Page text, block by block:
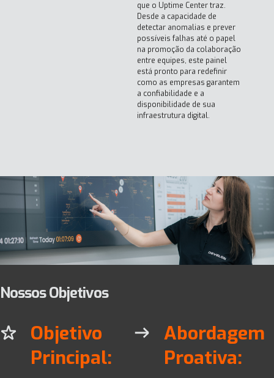
que o Uptime Center traz.
Desde a capacidade de
detectar anomalias e prever
possíveis falhas até o papel
na promoção da colaboração
entre equipes, este painel
está pronto para redefinir
como as empresas garantem
a confiabilidade e a
disponibilidade de sua
infraestrutura digital.
Nossos Objetivos
Objetivo
Principal:
Abordagem
Proativa: